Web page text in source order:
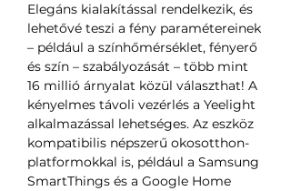
Elegáns kialakítással rendelkezik, és
lehetővé teszi a fény paramétereinek
– például a színhőmérséklet, fényerő
és szín – szabályozását – több mint
16 millió árnyalat közül választhat! A
kényelmes távoli vezérlés a Yeelight
alkalmazással lehetséges. Az eszköz
kompatibilis népszerű okosotthon-
platformokkal is, például a Samsung
SmartThings és a Google Home